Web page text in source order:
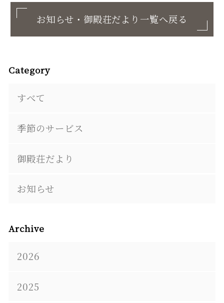
お知らせ・御殿荘だより一覧へ戻る
Category
すべて
季節のサービス
御殿荘だより
お知らせ
Archive
2026
2025